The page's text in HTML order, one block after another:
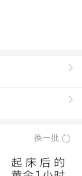
换一批